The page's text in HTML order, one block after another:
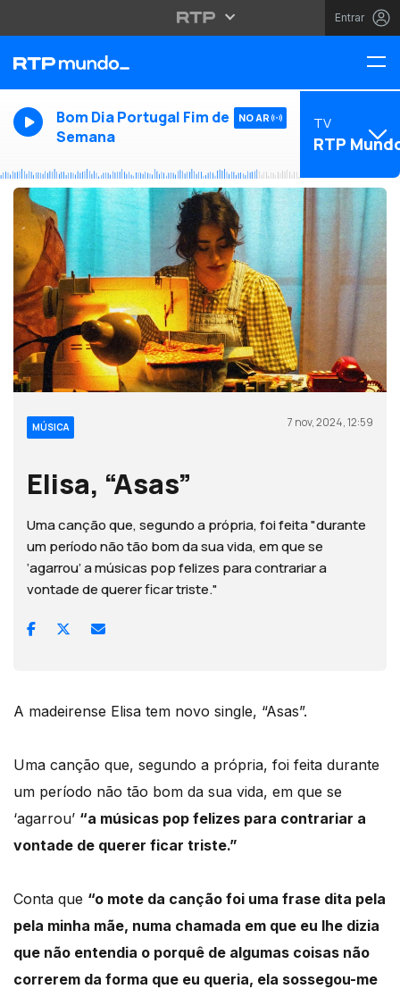
Entrar
Bom Dia Portugal Fim de
Semana
NO AR TV
RTP
MÚSICA 7 nov, 2024, 12:59
Elisa, “Asas”
Uma canção que, segundo a própria, foi feita "durante
um período não tão bom da sua vida, em que se
‘agarrou’ a músicas pop felizes para contrariar a
vontade de querer ficar triste."
A madeirense Elisa tem novo single, “Asas”.
Uma canção que, segundo a própria, foi feita durante
um período não tão bom da sua vida, em que se
‘agarrou’ “a músicas pop felizes para contrariar a
vontade de querer ficar triste.”
Conta que “o mote da canção foi uma frase dita pela
pela minha mãe, numa chamada em que eu lhe dizia
que não entendia o porquê de algumas coisas não
correrem da forma que eu queria, ela sossegou-me